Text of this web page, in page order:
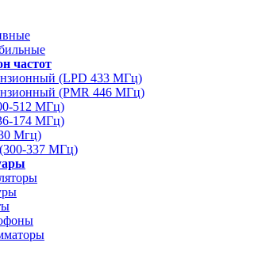
частот
(LPD 433 МГц)
(PMR 446 МГц)
512 МГц)
174 МГц)
Мгц)
337 МГц)